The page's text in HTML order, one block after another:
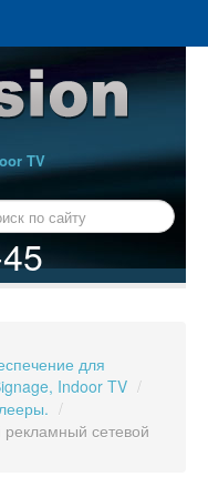
TV
для
Indoor TV /
/
сетевой